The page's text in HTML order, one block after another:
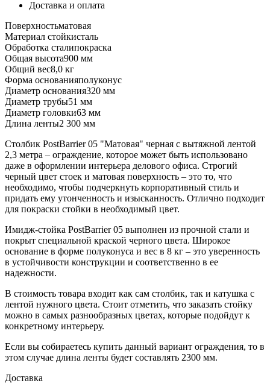
Доставка и оплата
Поверхностьматовая
Материал стойкисталь
Обработка сталипокраска
Общая высота900 мм
Общий вес8,0 кг
Форма основанияполуконус
Диаметр основания320 мм
Диаметр трубы51 мм
Диаметр головки63 мм
Длина ленты2 300 мм
Столбик PostBarrier 05 "Матовая" черная с вытяжной лентой
2,3 метра – ограждение, которое может быть использовано
даже в оформлении интерьера делового офиса. Строгий
черный цвет стоек и матовая поверхность – это то, что
необходимо, чтобы подчеркнуть корпоративный стиль и
придать ему утонченность и изысканность. Отлично подходит
для покраски стойки в необходимый цвет.
Имидж-стойка PostBarrier 05 выполнен из прочной стали и
покрыт специальной краской черного цвета. Широкое
основание в форме полуконуса и вес в 8 кг – это уверенность
в устойчивости конструкции и соответственно в ее
надежности.
В стоимость товара входит как сам столбик, так и катушка с
лентой нужного цвета. Стоит отметить, что заказать стойку
можно в самых разнообразных цветах, которые подойдут к
конкретному интерьеру.
Если вы собираетесь купить данный вариант ограждения, то в
этом случае длина ленты будет составлять 2300 мм.
Доставка